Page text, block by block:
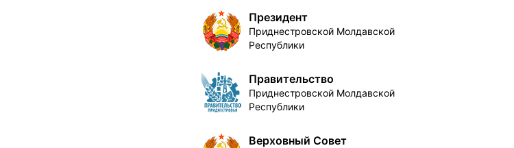
Президент
Приднестровской Молдавской
Республики
Правительство
Приднестровской Молдавской
Республики
Верховный Совет